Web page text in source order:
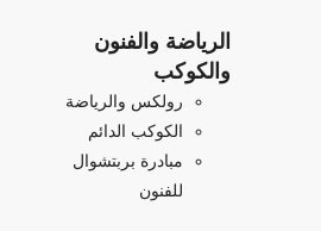
الرياضة والفنون
والكوكب
رولكس والرياضة
الكوكب الدائم
مبادرة بربتشوال
للفنون